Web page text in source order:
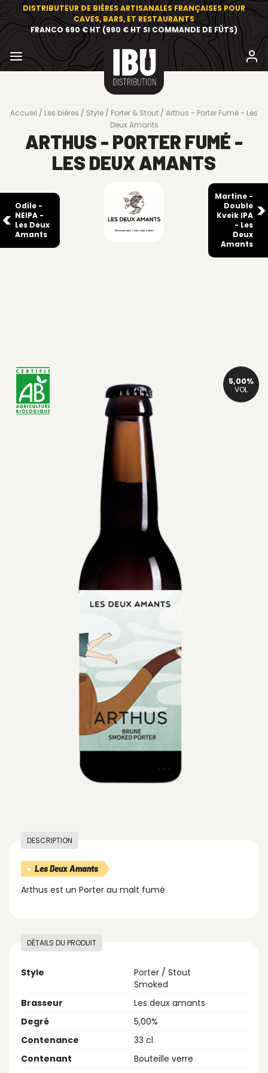
DISTRIBUTEUR DE BIÈRES ARTISANALES FRANÇAISES POUR
CAVES, BARS, ET RESTAURANTS
FRANCO 690 € HT (990 € HT SI COMMANDE DE FÛTS)
Accueil Les bières Style Porter & Stout
Arthus - Porter Fumé - Les
Deux Amants
ARTHUS - PORTER FUMÉ -
LES DEUX AMANTS
Odile -
NEIPA -
Les Deux
Amants
Martine -
Double
Kveik IPA
- Les
Deux
Amants
5,00%
VOL
DESCRIPTION
Les Deux Amants
Arthus est un Porter au malt fumé
DÉTAILS DU PRODUIT
Style
Porter / Stout
Smoked
Brasseur
Les deux amants
Degré
5,00%
Contenance
33 cl
Contenant
Bouteille verre